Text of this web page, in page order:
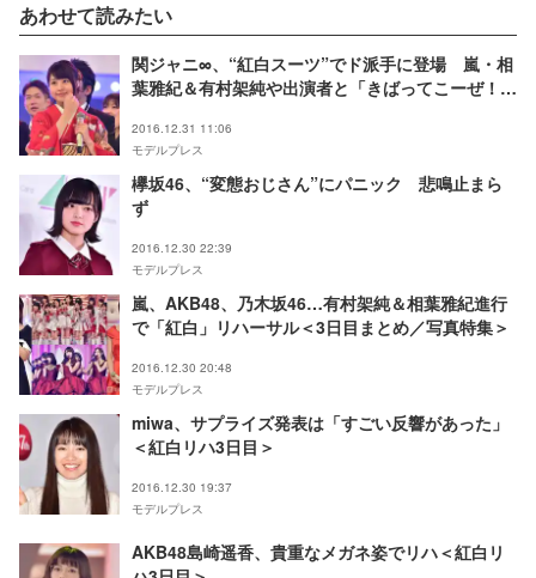
あわせて読みたい
関ジャニ∞、“紅白スーツ”でド派手に登場 嵐・相
葉雅紀＆有村架純や出演者と「きばってこーぜ！」
2016.12.31 11:06
モデルプレス
欅坂46、“変態おじさん”にパニック 悲鳴止まら
ず
2016.12.30 22:39
モデルプレス
嵐、AKB48、乃木坂46…有村架純＆相葉雅紀進行
で「紅白」リハーサル＜3日目まとめ／写真特集＞
2016.12.30 20:48
モデルプレス
miwa、サプライズ発表は「すごい反響があった」
＜紅白リハ3日目＞
2016.12.30 19:37
モデルプレス
AKB48島崎遥香、貴重なメガネ姿でリハ＜紅白リ